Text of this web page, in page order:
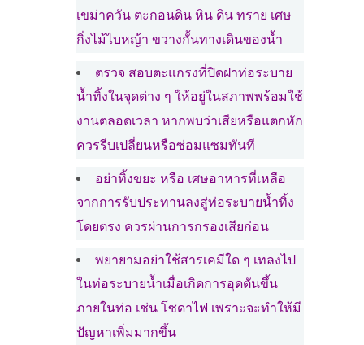
เขม่าควัน ตะกอนดิน หิน ดิน ทราย เศษ
กิ่งไม้ไบหญ้า ขวางกั้นทางเดินของน้ำ
ตรวจ สอบตะแกรงที่ปิดฝาท่อระบาย
น้ำทิ้งในจุดต่าง ๆ ให้อยู่ในสภาพพร้อมใช้
งานตลอดเวลา หากพบว่าเสียหรือแตกหัก
ควรรีบเปลี่ยนหรือซ่อมแซมทันที
อย่าทิ้งขยะ หรือ เศษอาหารที่เหลือ
จากการรับประทานลงสู่ท่อระบายน้ำทิ้ง
โดยตรง ควรผ่านการกรองเสียก่อน
พยายามอย่าใช้สารเคมีใด ๆ เทลงไป
ในท่อระบายน้ำเมื่อเกิดการอุดตันขึ้น
ภายในท่อ เช่น โซดาไฟ เพราะจะทำให้มี
ปัญหาเพิ่มมากขึ้น